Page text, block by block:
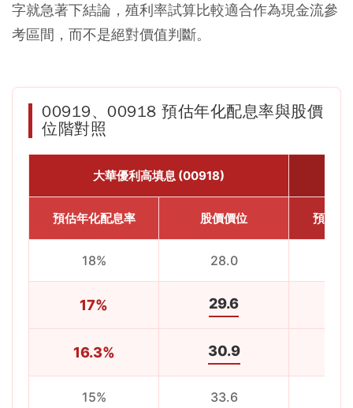
字就急著下結論，殖利率試算比較適合作為現金流參
考區間，而不是絕對價值判斷。
00919、00918 預估年化配息率與股價
位階對照
大華優利高填息 (00918)
預估年化配息率 股價價位 預估年
18% 28.0
17% 29.6
16.3% 30.9
15% 33.6